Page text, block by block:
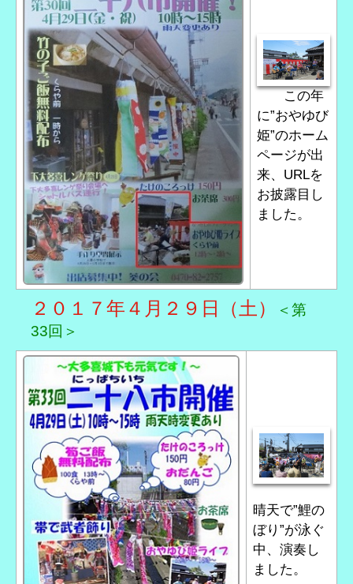
この年
に”おやゆび
姫”のホーム
ページが出
来、URLを
お披露目し
ました。
２０１７年４月２９日（土）
＜第
33回＞
晴天で”鯉の
ぼり”が泳ぐ
中、演奏し
ました。